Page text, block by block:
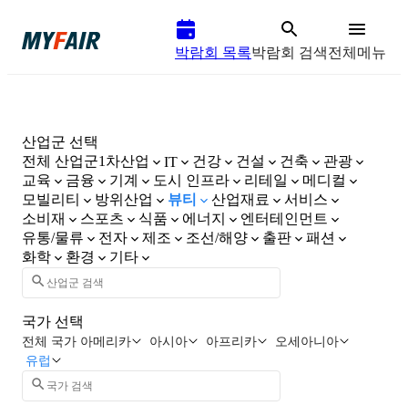
박람회 목록박람회 검색전체메뉴
산업군 선택
전체 산업군1차산업 IT 건강 건설 건축
관광
교육
금융 기계 도시 인프라 리테일
메디컬
모빌리티
방위산업 뷰티 산업재료
서비스
소비재
스포츠 식품 에너지
엔터테인먼트
유통/물류
전자 제조 조선/해양 출판
패션
화학
환경 기타
국가 선택
전체 국가 아메리카 아시아 아프리카
오세아니아
유럽